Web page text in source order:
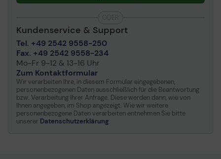
Kundenservice & Support
Tel. +49 2542 9558-250
Fax. +49 2542 9558-234
Mo-Fr 9-12 & 13-16 Uhr
Zum Kontaktformular
Wir verarbeiten Ihre, in diesem Formular eingegebenen,
personenbezogenen Daten ausschließlich für die Beantwortung
bzw. Verarbeitung Ihrer Anfrage. Diese werden dann, wie von
Ihnen angegeben, im Shop angezeigt. Wie wir weitere
personenbezogene Daten verarbeiten entnehmen Sie bitte
unserer Datenschutzerklärung.